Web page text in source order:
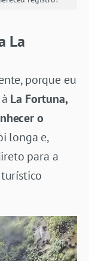
La
porque eu
La Fortuna,
o
longa e,
para a